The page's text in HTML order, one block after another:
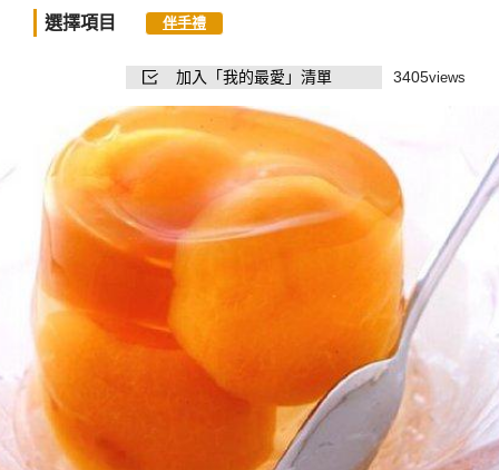
選擇項目 伴手禮
加入「我的最愛」清單 3405views